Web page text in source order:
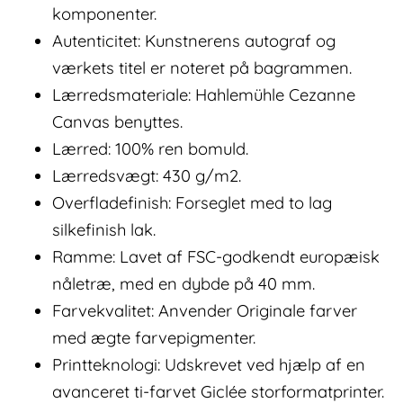
komponenter.
Autenticitet: Kunstnerens autograf og
værkets titel er noteret på bagrammen.
Lærredsmateriale: Hahlemühle Cezanne
Canvas benyttes.
Lærred: 100% ren bomuld.
Lærredsvægt: 430 g/m2.
Overfladefinish: Forseglet med to lag
silkefinish lak.
Ramme: Lavet af FSC-godkendt europæisk
nåletræ, med en dybde på 40 mm.
Farvekvalitet: Anvender Originale farver
med ægte farvepigmenter.
Printteknologi: Udskrevet ved hjælp af en
avanceret ti-farvet Giclée storformatprinter.